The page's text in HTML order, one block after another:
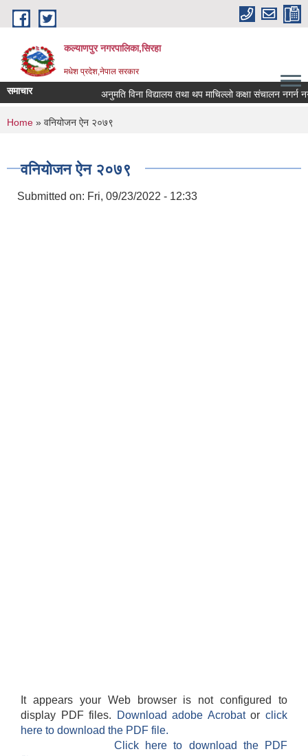
Skip to main content
कल्याणपुर नगरपालिका,सिरहा
मधेश प्रदेश,नेपाल सरकार
समाचार अनुमति विना विद्यालय तथा थप माचिल्लो कक्षा संचालन नगर्न
You are here
Home » वनियोजन ऐन २०७९
वनियोजन ऐन २०७९
Submitted on: Fri, 09/23/2022 - 12:33
It appears your Web browser is not configured to
display PDF files.
Download adobe Acrobatorclick
here to download the PDF file.
Click here to download the PDF